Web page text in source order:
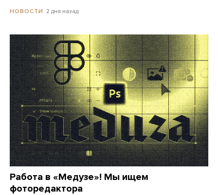
НОВОСТИ 2 дня назад
Работа в «Медузе»! Мы ищем
фоторедактора